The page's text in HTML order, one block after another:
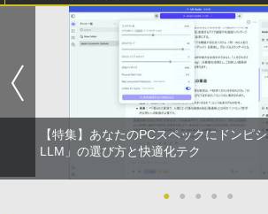
￥13,800
アイオーデータ｜I-O
レイ(23.8型/ADS/
0Hz/5ms/HDMI/DP/
年保証・無輝点保証)(
42SDW
￥25,977
[9月上旬より発送予
UNTER ハンター×ハ
刊) 全巻セット [入荷
￥19,096
ふかふかダンジョン
転生冒険譚〜/ 20 【
U ]
￥792
【2026年アップグレー
レスイヤホン bluetooth
軽量 ブルートゥースHi-
るーとゅーす コードレ
セリング 自動ペアリン
付き 防水 タッチ式音
学/WEB会議 6.0(オフホ
￥2,599
Xiaomi シャオミ
レスイヤホン
On My Road (Stadium
￥250
BUGS LIFE
￥250
by Amazon 炭酸水 ラベ
強炭酸水 ペットボトル
art Basic)
￥1,625
コカ・コーラ やかんの
ベルレス 650mlPET×24
HUNTER×HUNTER モ
コミックスDIGITAL)
￥572
スーパーの裏でヤニ吸
版ビッグガンガンコミッ
￥810
【特集】あなたのPCスペックにドンピ
LLM」の選び方と快適化テク
● ● ● ● ●